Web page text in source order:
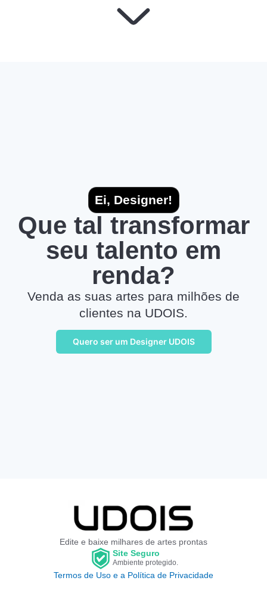
Ei, Designer!
Que tal transformar
seu talento em
renda?
Venda as suas artes para milhões de
clientes na UDOIS.
Quero ser um Designer UDOIS
Edite e baixe milhares de artes prontas
Site Seguro
Ambiente protegido.
Termos de Uso e a Política de Privacidade